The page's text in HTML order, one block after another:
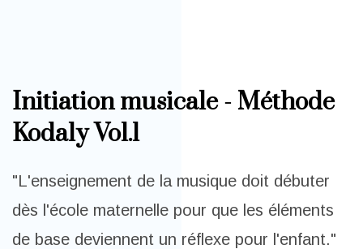
Initiation musicale - Méthode
Kodaly Vol.1
"L'enseignement de la musique doit débuter
dès l'école maternelle pour que les éléments
de base deviennent un réflexe pour l'enfant."